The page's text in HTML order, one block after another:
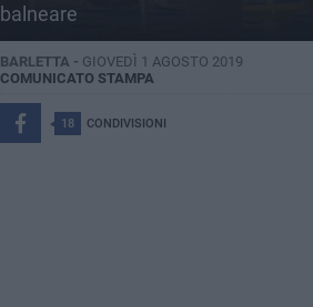
balneare
BARLETTA - GIOVEDÌ 1 AGOSTO 2019
COMUNICATO STAMPA
18 CONDIVISIONI